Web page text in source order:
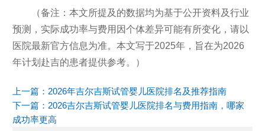
（备注：本文所提及的数据均为基于公开资料及行业
预测，实际成功率与费用因个体差异可能有所变化，请以
医院最新官方信息为准。本文写于2025年，旨在为2026
年计划赴吉的患者提供参考。）
上一篇： 2026年吉尔吉斯试管婴儿医院排名及推荐指南
下一篇： 2026吉尔吉斯试管婴儿医院排名与费用指南，哪家
成功率更高